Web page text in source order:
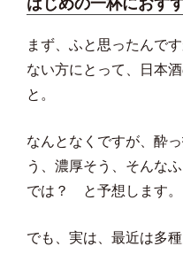
はじめの一杯におす
まず、ふと思ったんで
ない方にとって、日本
と。
なんとなくですが、酔
う、濃厚そう、そんな
では？ と予想します。
でも、実は、最近は多